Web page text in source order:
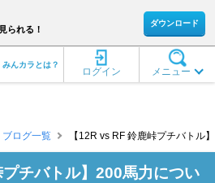
られる！
ダウンロード
メニュー
ログイン
みんカラとは？
ブログ一覧 【12R vs RF 鈴鹿峠プチバトル
プチバトル】200馬力につい